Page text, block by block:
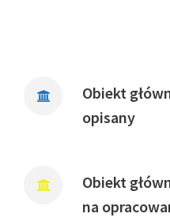
Obiekt
opisany
Obiekt
na